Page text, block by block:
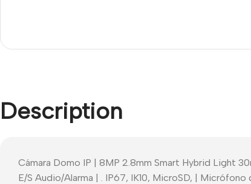
Description
Cámara Domo IP | 8MP 2.8mm Smart Hybrid Light
E/S Audio/Alarma | . IP67, IK10, MicroSD, |